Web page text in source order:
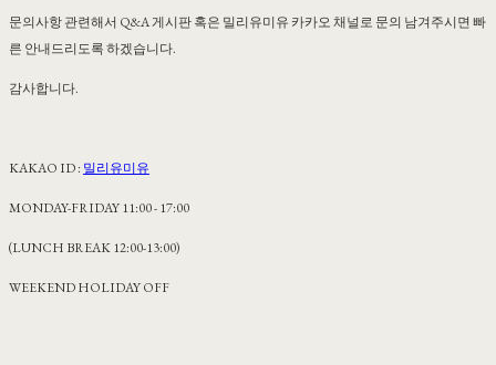
문의사항 관련해서 Q&A 게시판 혹은 밀리유미유 카카오 채널로 문의 남겨주시면 빠
른 안내드리도록 하겠습니다.
감사합니다.
KAKAO ID : 밀리유미유
MONDAY-FRIDAY 11:00 - 17:00
(LUNCH BREAK 12:00-13:00)
WEEKEND HOLIDAY OFF